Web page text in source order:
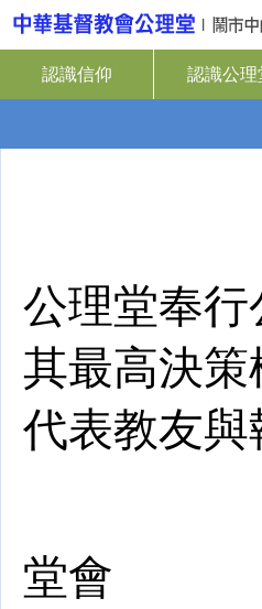
認識信仰 認識公理
公理堂奉
其最高決
代表教友
堂會